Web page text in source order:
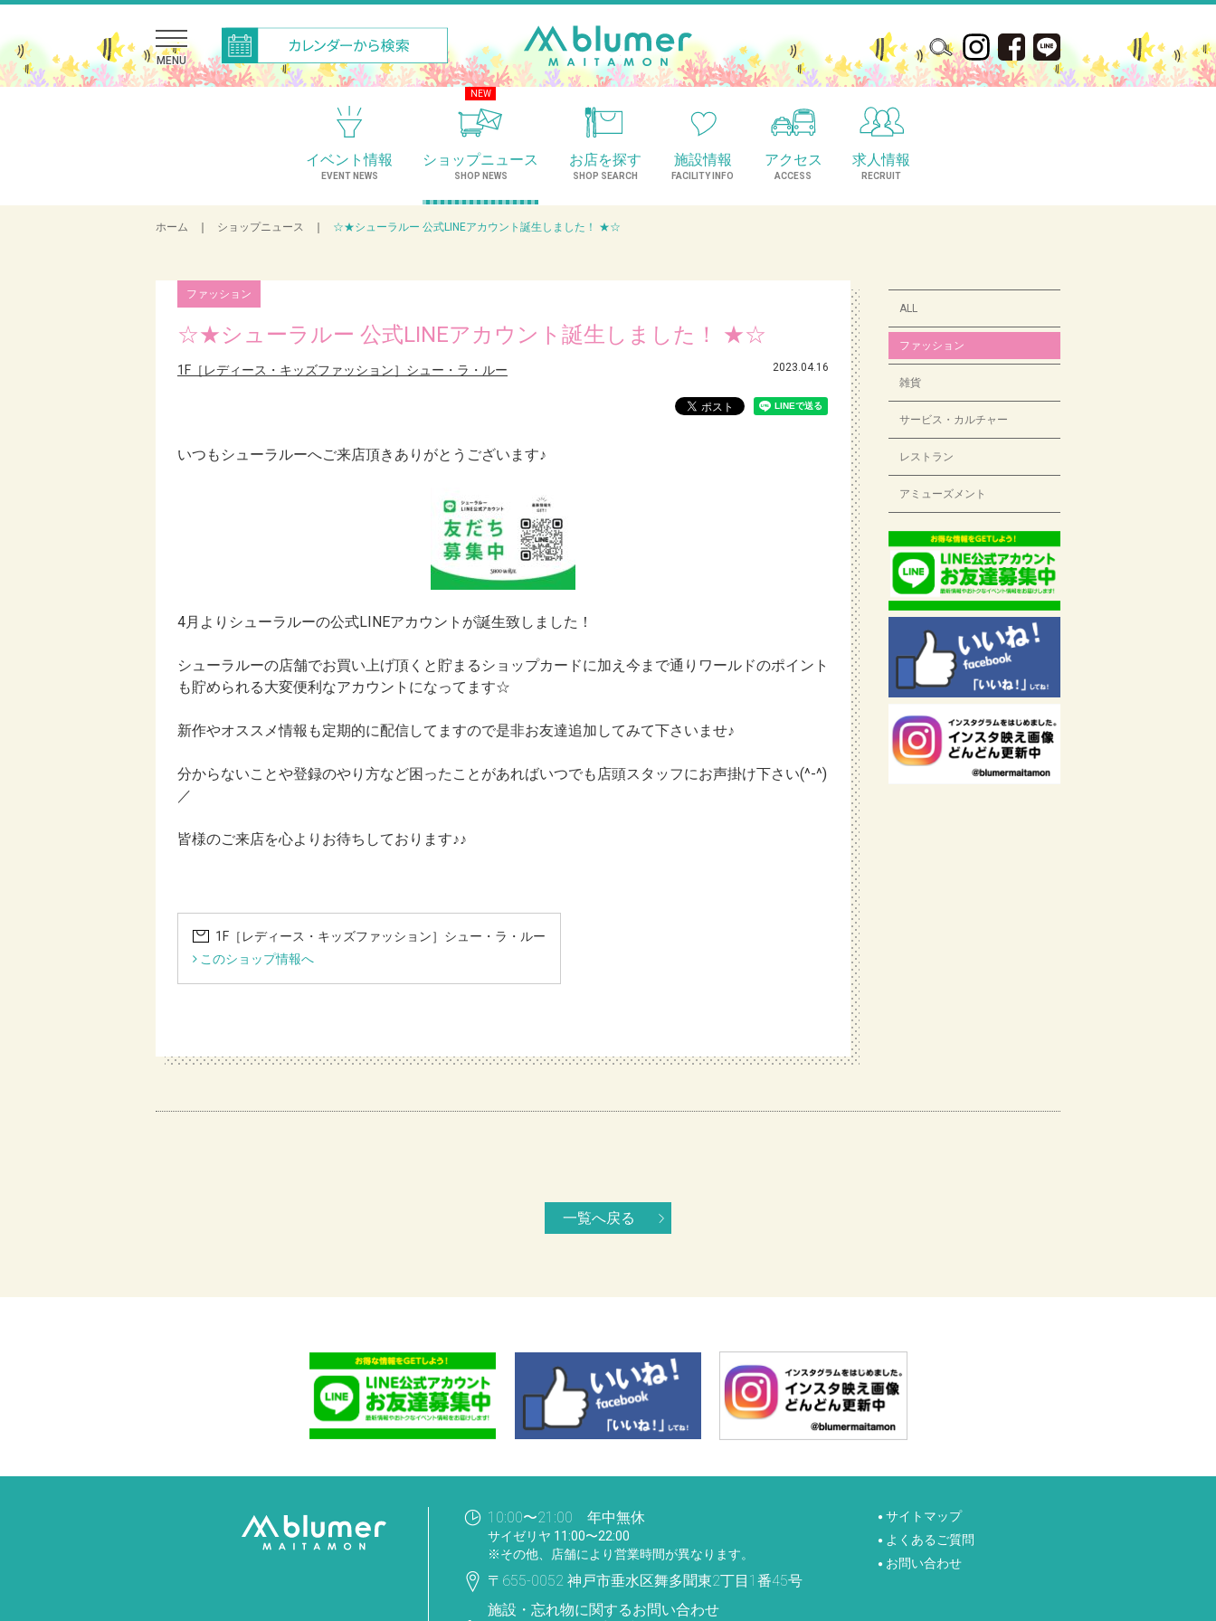
MENU
イベント情報
EVENT NEWS
NEW
ショップニュース
SHOP NEWS
お店を探す
SHOP SEARCH
施設情報
FACILITY INFO
アクセス
ACCESS
求人情報
RECRUIT
ホーム ショップニュース ☆★シューラルー 公式LINEアカウント誕生しました！ ★☆
ファッション
☆★シューラルー 公式LINEアカウント誕生しました！ ★☆
1F［レディース・キッズファッション］シュー・ラ・ルー 2023.04.16
いつもシューラルーへご来店頂きありがとうございます♪
4月よりシューラルーの公式LINEアカウントが誕生致しました！
シューラルーの店舗でお買い上げ頂くと貯まるショップカードに加え今まで通りワールドのポイント
も貯められる大変便利なアカウントになってます☆
新作やオススメ情報も定期的に配信してますので是非お友達追加してみて下さいませ♪
分からないことや登録のやり方など困ったことがあればいつでも店頭スタッフにお声掛け下さい(^-^)
／
皆様のご来店を心よりお待ちしております♪♪
1F［レディース・キッズファッション］シュー・ラ・ルー
このショップ情報へ
ALL
ファッション
雑貨
サービス・カルチャー
レストラン
アミューズメント
一覧へ戻る
10:00〜21:00 年中無休
サイゼリヤ 11:00〜22:00
※その他、店舗により営業時間が異なります。
〒655-0052 神戸市垂水区舞多聞東2丁目1番45号
施設・忘れ物に関するお問い合わせ
● サイトマップ
● よくあるご質問
● お問い合わせ